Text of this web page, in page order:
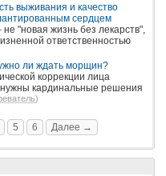
выживания и качество
сердцем
"новая жизнь без лекарств",
ответственностью
ли ждать морщин?
коррекции лица
нужны кардинальные решения
)
5 6 Далее →